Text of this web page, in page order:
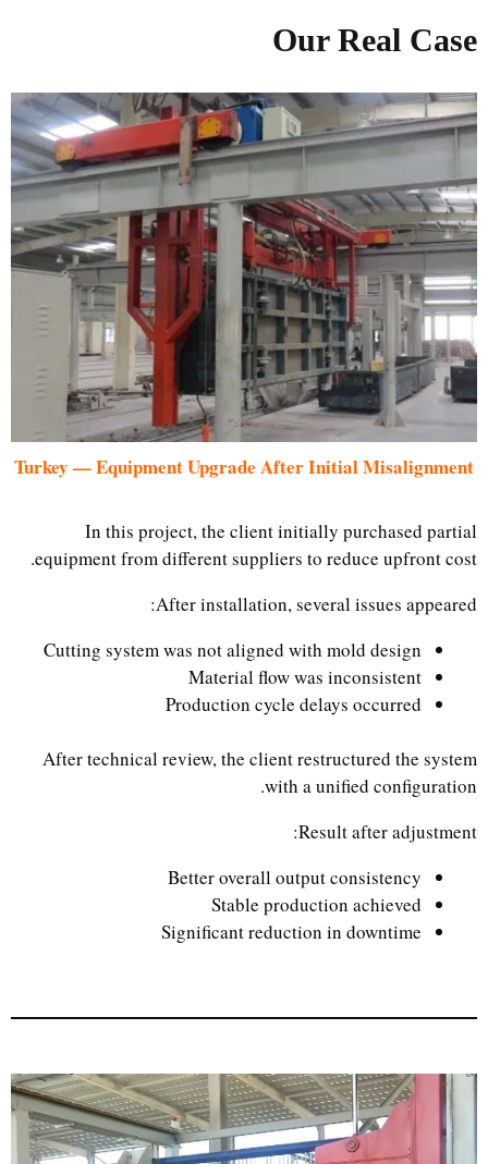
Our Real Case
Turkey — Equipment Upgrade After Initial Misalignment
In this project, the client initially purchased partial
equipment from different suppliers to reduce upfront cost.
After installation, several issues appeared:
Cutting system was not aligned with mold design
Material flow was inconsistent
Production cycle delays occurred
After technical review, the client restructured the system
with a unified configuration.
Result after adjustment:
Better overall output consistency
Stable production achieved
Significant reduction in downtime